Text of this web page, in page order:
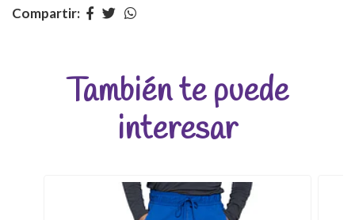
Compartir:
También te puede
interesar